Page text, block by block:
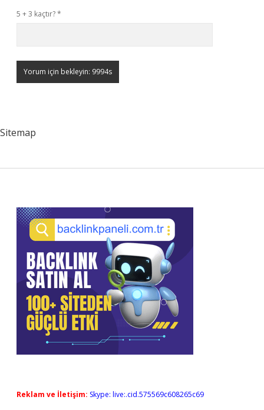
5 + 3 kaçtır?*
Sitemap
Sidebar
Reklam ve İletişim: Skype: live:.cid.575569c608265c69